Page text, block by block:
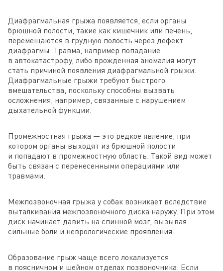
Диафрагмальная грыжа появляется, если органы
брюшной полости, такие как кишечник или печень,
перемещаются в грудную полость через дефект
диафрагмы. Травма, например попадание
в автокатастрофу, либо врожденная аномалия могут
стать причиной появления диафрагмальной грыжи.
Диафрагмальные грыжи требуют быстрого
вмешательства, поскольку способны вызвать
осложнения, например, связанные с нарушением
дыхательной функции.
Промежностная грыжа — это редкое явление, при
котором органы выходят из брюшной полости
и попадают в промежностную область. Такой вид может
быть связан с перенесенными операциями или
травмами.
Межпозвоночная грыжа у собак возникает вследствие
выталкивания межпозвоночного диска наружу. При этом
диск начинает давить на спинной мозг, вызывая
сильные боли и неврологические проявления.
Образование грыж чаще всего локализуется
в поясничном и шейном отделах позвоночника. Если